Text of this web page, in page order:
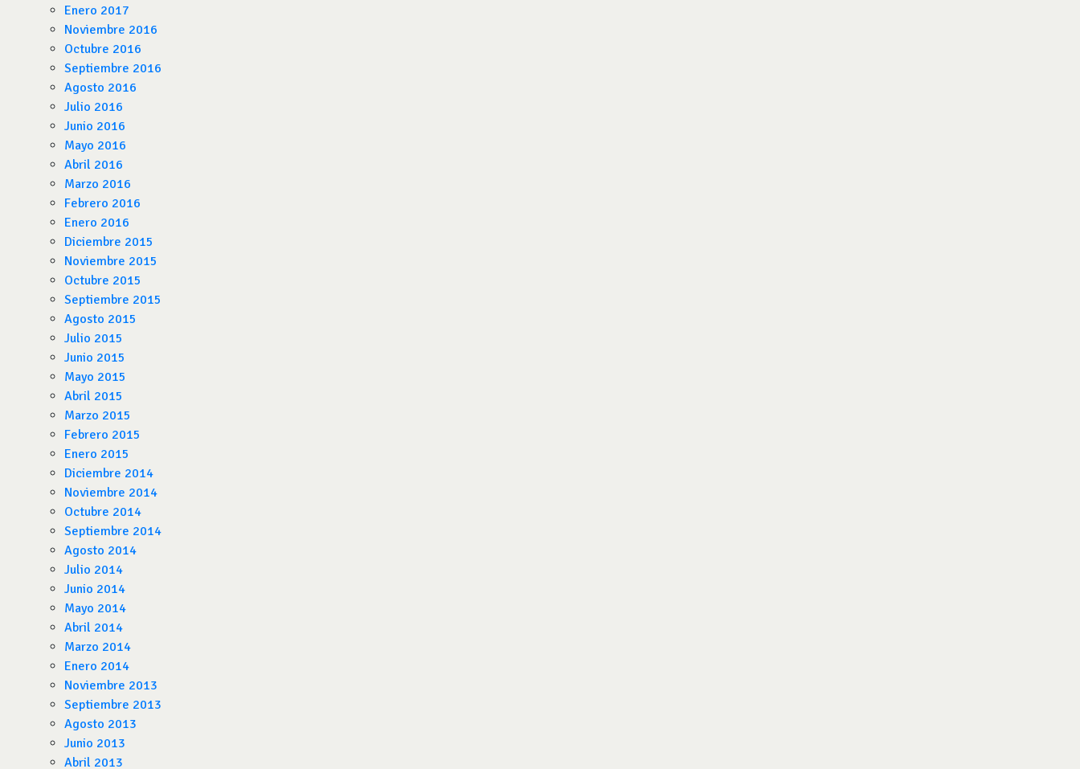
Enero 2017
Noviembre 2016
Octubre 2016
Septiembre 2016
Agosto 2016
Julio 2016
Junio 2016
Mayo 2016
Abril 2016
Marzo 2016
Febrero 2016
Enero 2016
Diciembre 2015
Noviembre 2015
Octubre 2015
Septiembre 2015
Agosto 2015
Julio 2015
Junio 2015
Mayo 2015
Abril 2015
Marzo 2015
Febrero 2015
Enero 2015
Diciembre 2014
Noviembre 2014
Octubre 2014
Septiembre 2014
Agosto 2014
Julio 2014
Junio 2014
Mayo 2014
Abril 2014
Marzo 2014
Enero 2014
Noviembre 2013
Septiembre 2013
Agosto 2013
Junio 2013
Abril 2013